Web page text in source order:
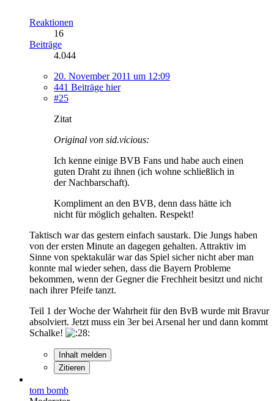
Reaktionen
16
Beiträge
4.044
20. November 2011 um 12:09
441 Beiträge hier
#25
Zitat
Original von sid.vicious:
Ich kenne einige BVB Fans und habe auch einen
guten Draht zu ihnen (ich wohne schließlich in
der Nachbarschaft).
Kompliment an den BVB, denn dass hätte ich
nicht für möglich gehalten. Respekt!
Taktisch war das gestern einfach saustark. Die Jungs haben
von der ersten Minute an dagegen gehalten. Attraktiv im
Sinne von spektakulär war das Spiel sicher nicht aber man
konnte mal wieder sehen, dass die Bayern Probleme
bekommen, wenn der Gegner die Frechheit besitzt und nicht
nach ihrer Pfeife tanzt.
Teil 1 der Woche der Wahrheit für den BvB wurde mit Bravur
absolviert. Jetzt muss ein 3er bei Arsenal her und dann kommt
Schalke!
Inhalt melden
Zitieren
tom bomb